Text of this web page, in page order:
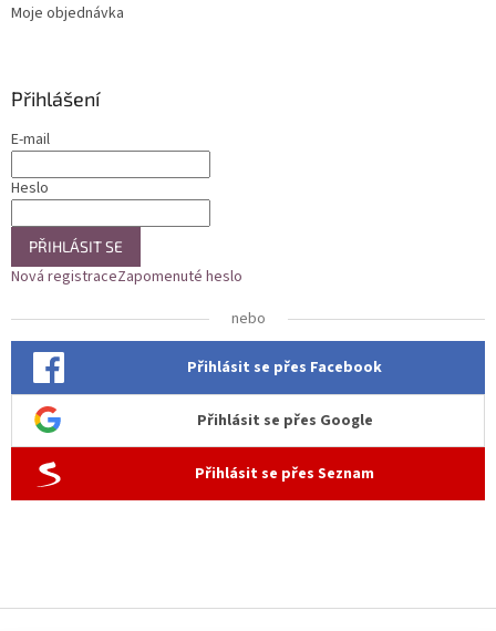
Moje objednávka
Přihlášení
E-mail
Heslo
PŘIHLÁSIT SE
Nová registraceZapomenuté heslo
nebo
Přihlásit se přes Facebook
Přihlásit se přes Google
Přihlásit se přes Seznam